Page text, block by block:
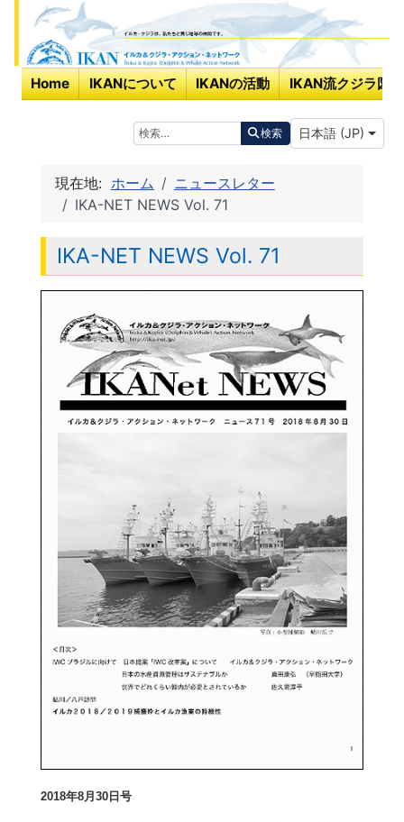
検索 検索 あなたが使う言
日本語 (JP)
Home IKANについて IKANの活動 IKAN流クジラ図鑑
現在地: ホーム
ニュースレター
IKA-NET NEWS Vol. 71
IKA-NET NEWS Vol. 71
2018年8月30日号